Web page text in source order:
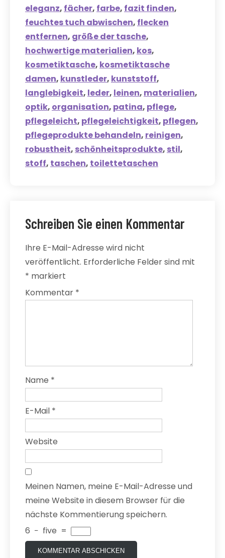
eleganz, fächer, farbe, fazit finden,
feuchtes tuch abwischen, flecken
entfernen, größe der tasche,
hochwertige materialien, kos,
kosmetiktasche, kosmetiktasche
damen, kunstleder, kunststoff,
langlebigkeit, leder, leinen, materialien,
optik, organisation, patina, pflege,
pflegeleicht, pflegeleichtigkeit, pflegen,
pflegeprodukte behandeln, reinigen,
robustheit, schönheitsprodukte, stil,
stoff, taschen, toilettetaschen
Schreiben Sie einen Kommentar
Ihre E-Mail-Adresse wird nicht
veröffentlicht. Erforderliche Felder sind mit
* markiert
Kommentar *
Name *
E-Mail *
Website
Meinen Namen, meine E-Mail-Adresse und
meine Website in diesem Browser für die
nächste Kommentierung speichern.
6 − five =